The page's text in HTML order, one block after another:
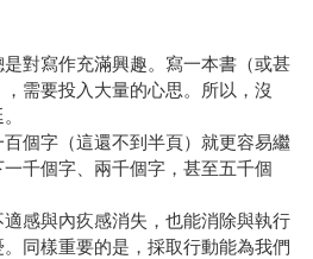
對寫作充滿興趣。寫一本書（或甚
需要投入大量的心思。所以，沒
個字（這還不到半頁）就更容易繼
千個字、兩千個字，甚至五千個
感與內疚感消失，也能消除與執行
同樣重要的是，採取行動能為我們